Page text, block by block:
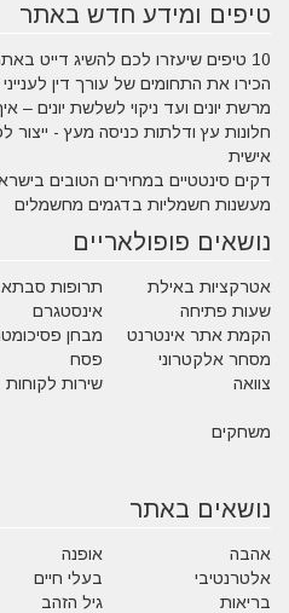
טיפים ומידע חדש באתר
10 טיפים שיעזרו לכם להשיג דייט באתרי הכרויות
הכירו את התחומים של עורך דין
מרשת יונים ועד ניקוי לשלשת יונים
חלונות עץ ודלתות כניסה מעץ - ייצור
אישית
דקים סינטטיים במחירים הטובים
מעשנות חשמליות בדגמים מחשמלים
נושאים פופולאריים
אטרקציות באילת תרופות סבתא
שעות פתיחה
אינסטגרם
הקמת אתר אינטרנט
מבחן
מסחר אלקטרוני
פסח
צוואה
שירות לקוחות
משחקים
נושאים באתר
אהבה אופנה
אלטרנטיבי
בעלי חיים
בריאות
גיל הזהב